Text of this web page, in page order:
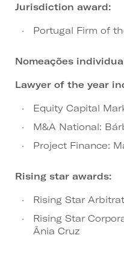
Jurisdiction award:
Portugal Firm of
Nomeações
Lawyer of the year
Equity Capital
M&A National:
Project Finance:
Rising star awards:
Rising Star
Rising Star
Ânia Cruz